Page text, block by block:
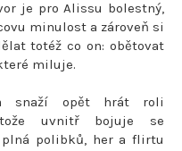
je pro Alissu bolestný,
minulost a zároveň si
totéž co on: obětovat
miluje.
snaží opět hrát roli
uvnitř bojuje se
plná polibků, her a flirtu